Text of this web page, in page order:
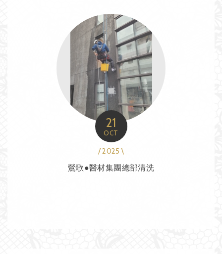
21
OCT
/ 2025 \
鶯歌●醫材集團總部清洗